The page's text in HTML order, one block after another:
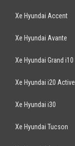
Xe Hyundai Accent
Xe Hyundai Avante
Xe Hyundai Grand i10
Xe Hyundai i20 Active
Xe Hyundai i30
Xe Hyundai Tucson